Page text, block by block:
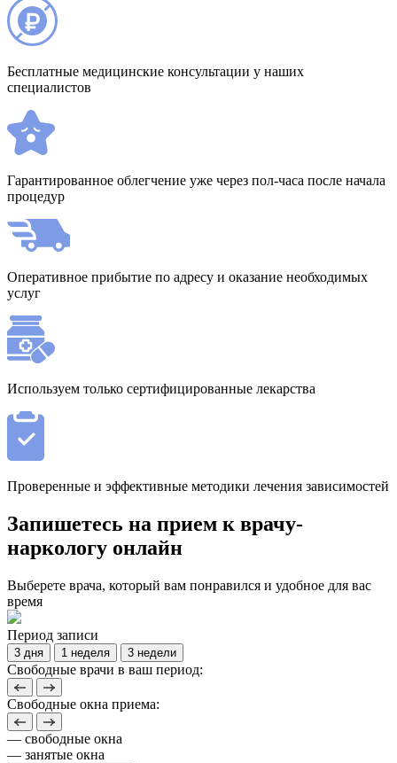
Бесплатные медицинские консультации у наших
специалистов
Гарантированное облегчение уже через пол-часа после начала
процедур
Оперативное прибытие по адресу и оказание необходимых
услуг
Используем только сертифицированные лекарства
Проверенные и эффективные методики лечения зависимостей
Запишетесь на прием к врачу-
наркологу онлайн
Выберете врача, который вам понравился и удобное для вас
время
Период записи
3 дня 1 неделя 3 недели
Свободные врачи в ваш период:
Свободные окна приема:
— свободные окна
— занятые окна